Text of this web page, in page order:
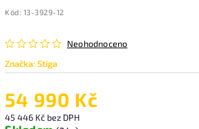
Kód: 13-3929-12
Neohodnoceno
Značka:Stiga
54 990 Kč
45 446 Kč bez DPH